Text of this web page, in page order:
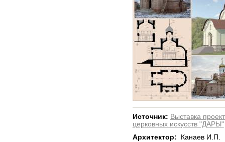
Источник: Выставка
церковных искусств "ДАРЫ"
Архитектор: Канаев И.П.